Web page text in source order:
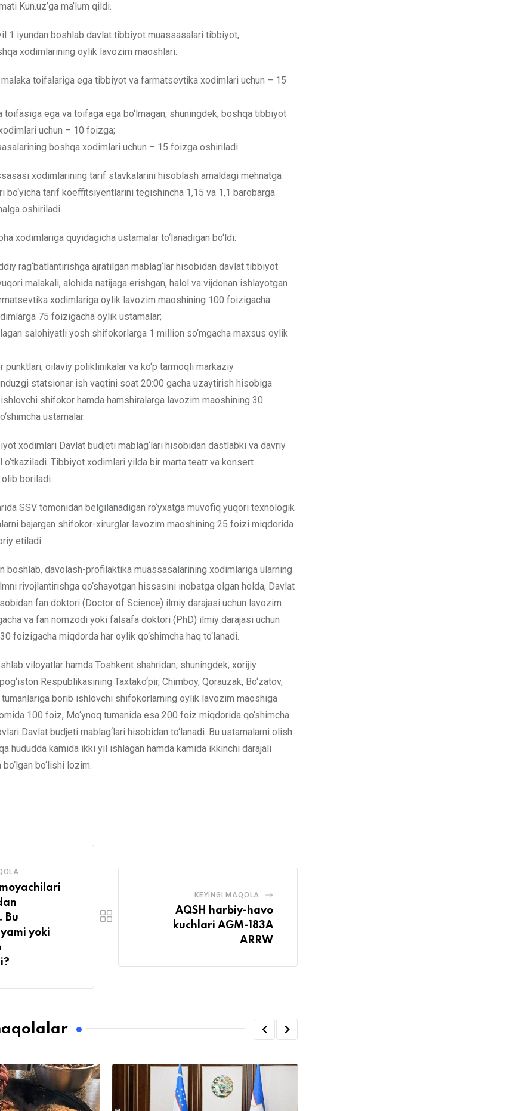
Kun.uz’ga ma’lum qildi.
1 iyundan boshlab davlat tibbiyot muassasalari tibbiyot,
xodimlarining oylik lavozim maoshlari:
toifalariga ega tibbiyot va farmatsevtika xodimlari uchun – 15
toifasiga ega va toifaga ega bo‘lmagan, shuningdek, boshqa tibbiyot
uchun – 10 foizga;
boshqa xodimlari uchun – 15 foizga oshiriladi.
xodimlarining tarif stavkalarini hisoblash amaldagi mehnatga
bo‘yicha tarif koeffitsiyentlarini tegishincha 1,15 va 1,1 barobarga
oshiriladi.
xodimlariga quyidagicha ustamalar to‘lanadigan bo‘ldi:
rag‘batlantirishga ajratilgan mablag‘lar hisobidan davlat tibbiyot
malakali, alohida natijaga erishgan, halol va vijdonan ishlayotgan
xodimlariga oylik lavozim maoshining 100 foizigacha
75 foizigacha oylik ustamalar;
salohiyatli yosh shifokorlarga 1 million so‘mgacha maxsus oylik
punktlari, oilaviy poliklinikalar va ko‘p tarmoqli markaziy
statsionar ish vaqtini soat 20:00 gacha uzaytirish hisobiga
shifokor hamda hamshiralarga lavozim maoshining 30
ustamalar.
xodimlari Davlat budjeti mablag‘lari hisobidan dastlabki va davriy
o‘tkaziladi. Tibbiyot xodimlari yilda bir marta teatr va konsert
boriladi.
SSV tomonidan belgilanadigan ro‘yxatga muvofiq yuqori texnologik
bajargan shifokor-xirurglar lavozim maoshining 25 foizi miqdorida
etiladi.
boshlab, davolash-profilaktika muassasalarining xodimlariga ularning
rivojlantirishga qo‘shayotgan hissasini inobatga olgan holda, Davlat
fan doktori (Doctor of Science) ilmiy darajasi uchun lavozim
va fan nomzodi yoki falsafa doktori (PhD) ilmiy darajasi uchun
foizigacha miqdorda har oylik qo‘shimcha haq to‘lanadi.
viloyatlar hamda Toshkent shahridan, shuningdek, xorijiy
Respublikasining Taxtako‘pir, Chimboy, Qorauzak, Bo‘zatov,
tumanlariga borib ishlovchi shifokorlarning oylik lavozim maoshiga
100 foiz, Mo‘ynoq tumanida esa 200 foiz miqdorida qo‘shimcha
Davlat budjeti mablag‘lari hisobidan to‘lanadi. Bu ustamalarni olish
hududda kamida ikki yil ishlagan hamda kamida ikkinchi darajali
bo‘lishi lozim.
Bu
yoki
KEYINGI MAQOLA
AQSH harbiy-havo
kuchlari AGM-183A
ARRW